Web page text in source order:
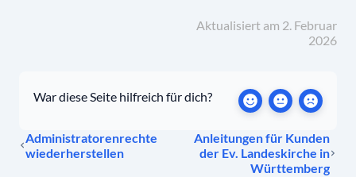
Aktualisiert am 2. Februar
2026
War diese Seite hilfreich für dich?
Administratorenrechte
wiederherstellen
Anleitungen für Kunden
der Ev. Landeskirche in
Württemberg